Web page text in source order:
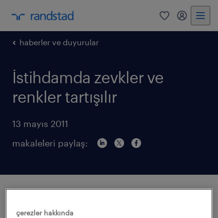
0 my
haberler ve duyurular
İstihdamda zevkler ve
renkler tartışılır
13 mayıs 2011
makaleleri paylaş:
Ekonomi Derneği)'nin yıllık konferansında
çerezler hakkında